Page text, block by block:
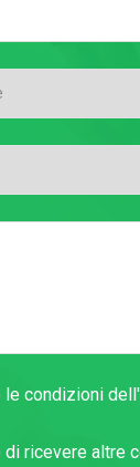
le condizioni
di ricevere altre